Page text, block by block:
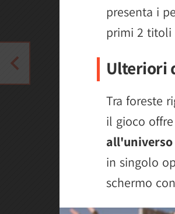
presenta i
primi 2 titoli
Ulteriori
Tra foreste
il gioco
in singolo
schermo